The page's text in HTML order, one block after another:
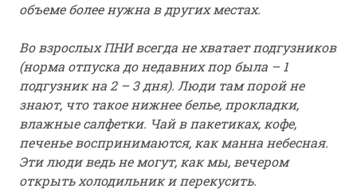
объеме более нужна в других местах.
Во взрослых ПНИ всегда не хватает подгузников
(норма отпуска до недавних пор была – 1
подгузник на 2 – 3 дня). Люди там порой не
знают, что такое нижнее белье, прокладки,
влажные салфетки. Чай в пакетиках, кофе,
печенье воспринимаются, как манна небесная.
Эти люди ведь не могут, как мы, вечером
открыть холодильник и перекусить.